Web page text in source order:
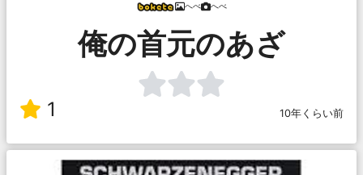
へべ へべ
俺の首元のあざ
1 10年くらい前